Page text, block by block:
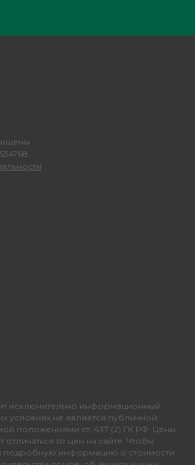
исключительно информационный
условиях не является публичной
положениями ст. 437 (2) ГК РФ. Цены
от цен на сайте. Чтобы
подробную информацию о стоимости